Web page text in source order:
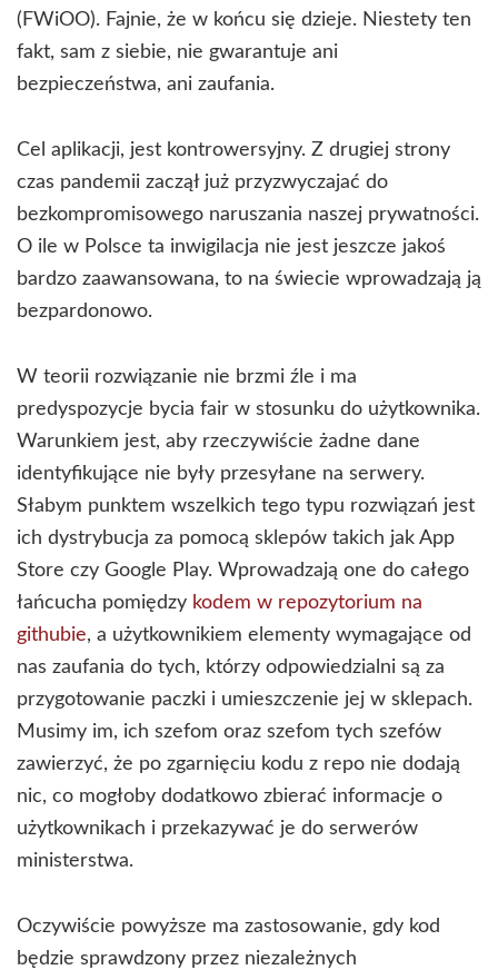
(FWiOO). Fajnie, że w końcu się dzieje. Niestety ten
fakt, sam z siebie, nie gwarantuje ani
bezpieczeństwa, ani zaufania.
Cel aplikacji, jest kontrowersyjny. Z drugiej strony
czas pandemii zaczął już przyzwyczajać do
bezkompromisowego naruszania naszej prywatności.
O ile w Polsce ta inwigilacja nie jest jeszcze jakoś
bardzo zaawansowana, to na świecie wprowadzają ją
bezpardonowo.
W teorii rozwiązanie nie brzmi źle i ma
predyspozycje bycia fair w stosunku do użytkownika.
Warunkiem jest, aby rzeczywiście żadne dane
identyfikujące nie były przesyłane na serwery.
Słabym punktem wszelkich tego typu rozwiązań jest
ich dystrybucja za pomocą sklepów takich jak App
Store czy Google Play. Wprowadzają one do całego
łańcucha pomiędzy kodem w repozytorium na
githubie, a użytkownikiem elementy wymagające od
nas zaufania do tych, którzy odpowiedzialni są za
przygotowanie paczki i umieszczenie jej w sklepach.
Musimy im, ich szefom oraz szefom tych szefów
zawierzyć, że po zgarnięciu kodu z repo nie dodają
nic, co mogłoby dodatkowo zbierać informacje o
użytkownikach i przekazywać je do serwerów
ministerstwa.
Oczywiście powyższe ma zastosowanie, gdy kod
będzie sprawdzony przez niezależnych